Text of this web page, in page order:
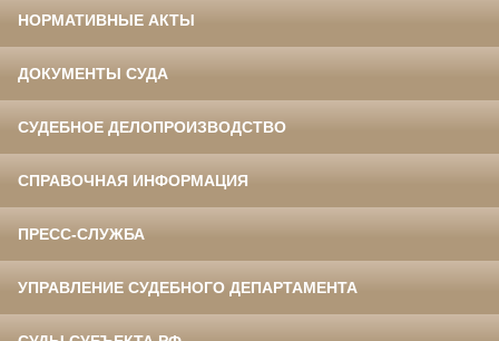
НОРМАТИВНЫЕ АКТЫ
ДОКУМЕНТЫ СУДА
СУДЕБНОЕ ДЕЛОПРОИЗВОДСТВО
СПРАВОЧНАЯ ИНФОРМАЦИЯ
ПРЕСС-СЛУЖБА
УПРАВЛЕНИЕ СУДЕБНОГО ДЕПАРТАМЕНТА